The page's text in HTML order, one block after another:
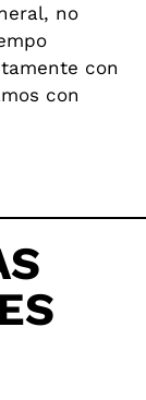
no
con
con